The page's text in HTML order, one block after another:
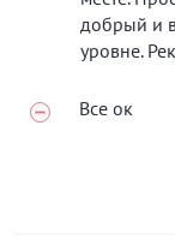
добрый и
уровне.
Все ок